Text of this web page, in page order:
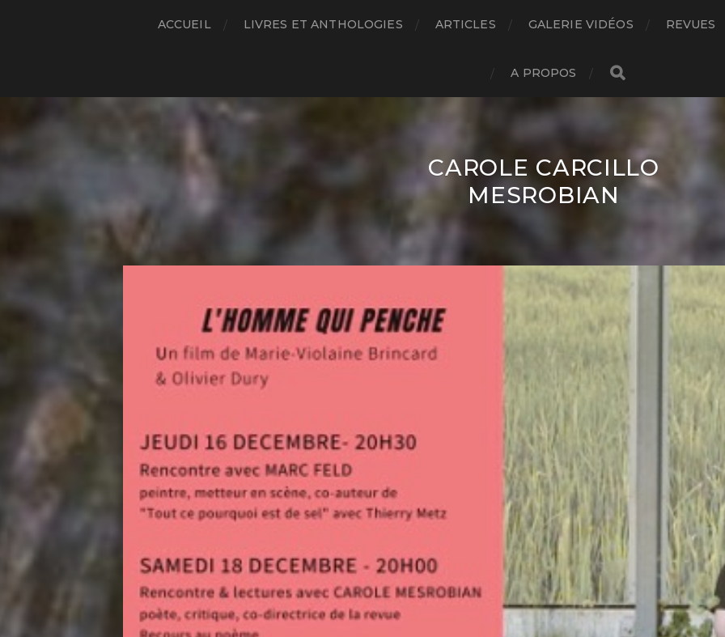
ACCUEIL LIVRES ET ANTHOLOGIES ARTICLES GALERIE VIDÉOS REVUES
A PROPOS
CAROLE CARCILLO
MESROBIAN